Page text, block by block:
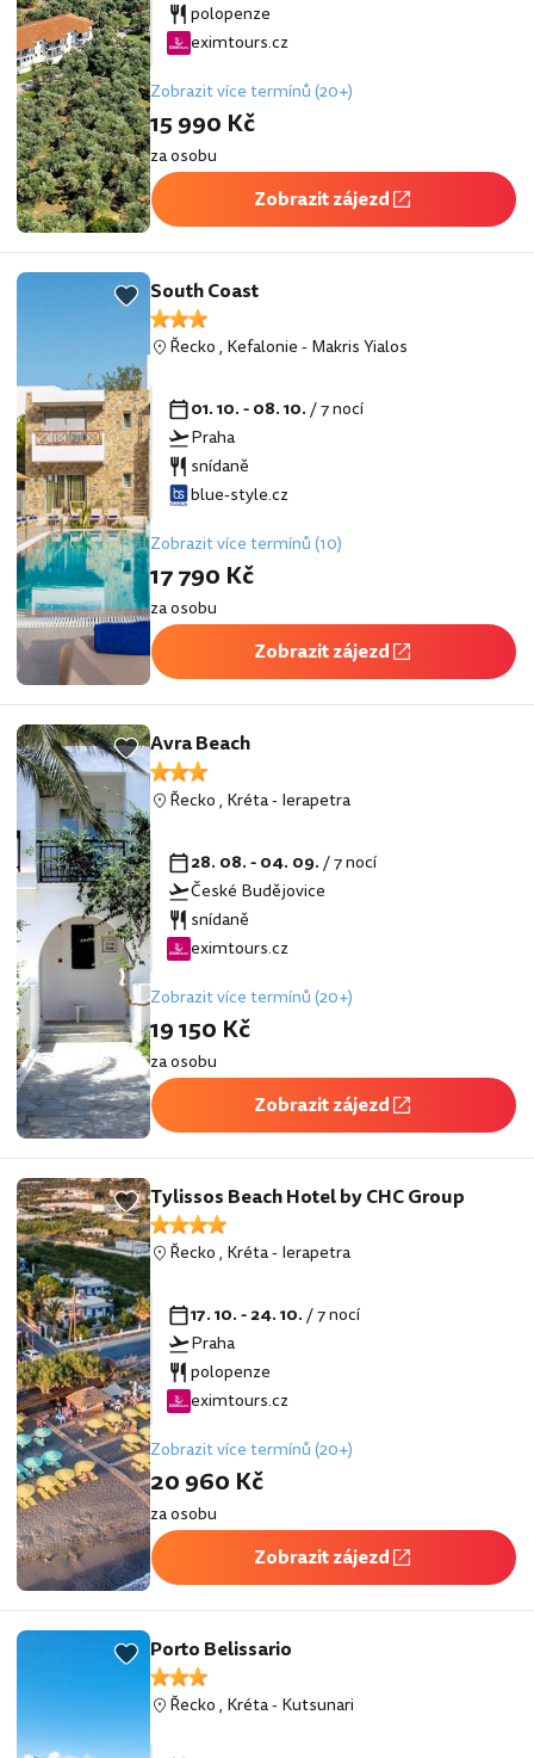
polopenze
eximtours.cz
Zobrazit více termínů (20+)
15 990 Kč
za osobu
Zobrazit zájezd
South Coast
Řecko, Kefalonie-Makris Yialos
01. 10. - 08. 10./ 7 nocí
Praha
snídaně
blue-style.cz
Zobrazit více termínů (10)
17 790 Kč
za osobu
Zobrazit zájezd
Avra Beach
Řecko, Kréta-Ierapetra
28. 08. - 04. 09./ 7 nocí
České Budějovice
snídaně
eximtours.cz
Zobrazit více termínů (20+)
19 150 Kč
za osobu
Zobrazit zájezd
Tylissos Beach Hotel by CHC Group
Řecko, Kréta-Ierapetra
17. 10. - 24. 10./ 7 nocí
Praha
polopenze
eximtours.cz
Zobrazit více termínů (20+)
20 960 Kč
za osobu
Zobrazit zájezd
Porto Belissario
Řecko, Kréta-Kutsunari